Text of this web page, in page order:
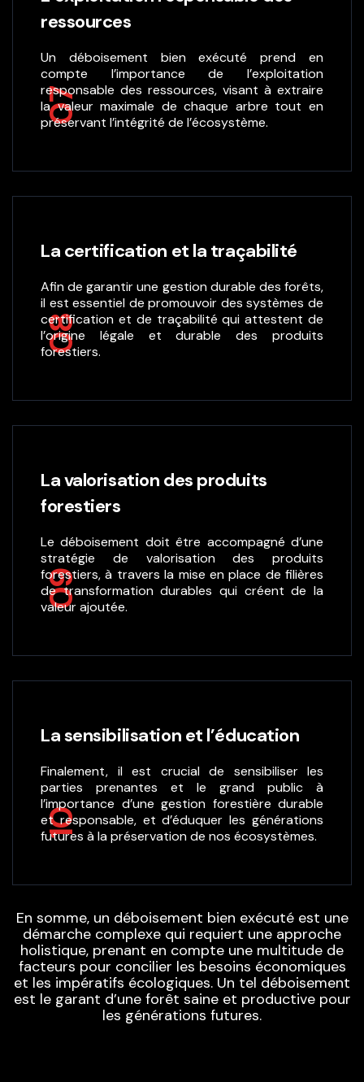
07
ressources
Un déboisement bien exécuté prend en
compte l’importance de l’exploitation
responsable des ressources, visant à extraire
la valeur maximale de chaque arbre tout en
préservant l’intégrité de l’écosystème.
08
La certification et la traçabilité
Afin de garantir une gestion durable des forêts,
il est essentiel de promouvoir des systèmes de
certification et de traçabilité qui attestent de
l’origine légale et durable des produits
forestiers.
09
La valorisation des produits
forestiers
Le déboisement doit être accompagné d’une
stratégie de valorisation des produits
forestiers, à travers la mise en place de filières
de transformation durables qui créent de la
valeur ajoutée.
10
La sensibilisation et l’éducation
Finalement, il est crucial de sensibiliser les
parties prenantes et le grand public à
l’importance d’une gestion forestière durable
et responsable, et d’éduquer les générations
futures à la préservation de nos écosystèmes.
En somme, un déboisement bien exécuté est une
démarche complexe qui requiert une approche
holistique, prenant en compte une multitude de
facteurs pour concilier les besoins économiques
et les impératifs écologiques. Un tel déboisement
est le garant d’une forêt saine et productive pour
les générations futures.